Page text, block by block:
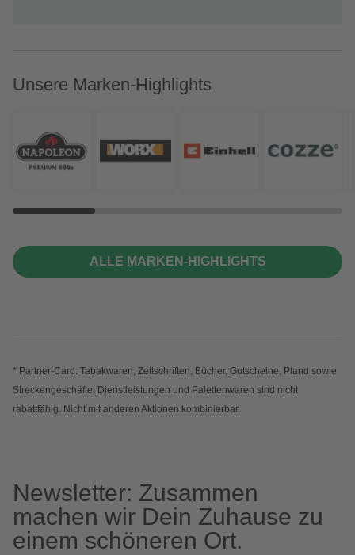
Unsere Marken-Highlights
ALLE MARKEN-HIGHLIGHTS
* Partner-Card: Tabakwaren, Zeitschriften, Bücher, Gutscheine, Pfand sowie
Streckengeschäfte, Dienstleistungen und Palettenwaren sind nicht
rabattfähig. Nicht mit anderen Aktionen kombinierbar.
Newsletter: Zusammen
machen wir Dein Zuhause zu
einem schöneren Ort.